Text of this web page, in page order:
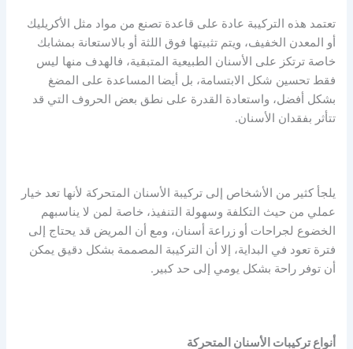
تعتمد هذه التركيبة عادة على قاعدة تصنع من مواد مثل الأكريليك
أو المعدن الخفيف، ويتم تثبيتها فوق اللثة أو بالاستعانة بمشابك
خاصة ترتكز على الأسنان الطبيعية المتبقية، فالهدف منها ليس
فقط تحسين شكل الابتسامة، بل أيضا المساعدة على المضغ
بشكل أفضل، واستعادة القدرة على نطق بعض الحروف التي قد
تتأثر بفقدان الأسنان.
يلجأ كثير من الأشخاص إلى تركيبة الأسنان المتحركة لأنها تعد خيار
عملي من حيث التكلفة وسهولة التنفيذ، خاصة لمن لا يناسبهم
الخضوع لجراحات أو زراعة أسنان، ومع أن المريض قد يحتاج إلى
فترة تعود في البداية، إلا أن التركيبة المصممة بشكل دقيق يمكن
أن توفر راحة بشكل يومي إلى حد كبير.
أنواع تركيبات الأسنان المتحركة